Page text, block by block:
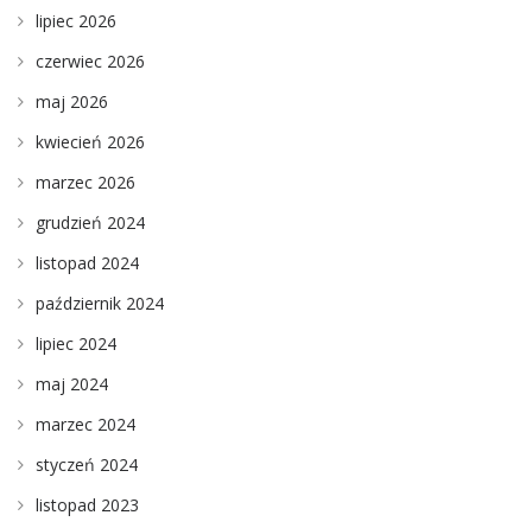
lipiec 2026
czerwiec 2026
maj 2026
kwiecień 2026
marzec 2026
grudzień 2024
listopad 2024
październik 2024
lipiec 2024
maj 2024
marzec 2024
styczeń 2024
listopad 2023